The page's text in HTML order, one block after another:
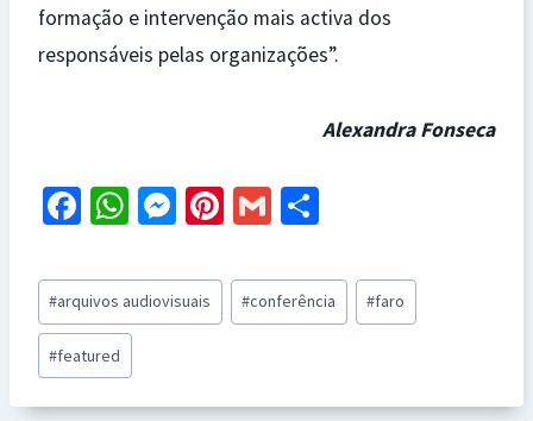
formação e intervenção mais activa dos
responsáveis pelas organizações”.
Alexandra Fonseca
Fa
b
o
o
k
W
at
sA
p
M
se
n
r
Pi
er
es
G
ai
l
ar
e
Post
Tags:
#arquivos audiovisuais #conferência #faro
#featured